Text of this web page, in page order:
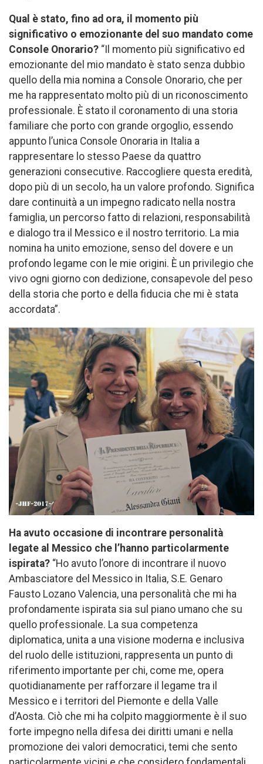
Qual è stato, fino ad ora, il momento più
significativo o emozionante del suo mandato come
Console Onorario? “Il momento più significativo ed
emozionante del mio mandato è stato senza dubbio
quello della mia nomina a Console Onorario, che per
me ha rappresentato molto più di un riconoscimento
professionale. È stato il coronamento di una storia
familiare che porto con grande orgoglio, essendo
appunto l’unica Console Onoraria in Italia a
rappresentare lo stesso Paese da quattro
generazioni consecutive. Raccogliere questa eredità,
dopo più di un secolo, ha un valore profondo. Significa
dare continuità a un impegno radicato nella nostra
famiglia, un percorso fatto di relazioni, responsabilità
e dialogo tra il Messico e il nostro territorio. La mia
nomina ha unito emozione, senso del dovere e un
profondo legame con le mie origini. È un privilegio che
vivo ogni giorno con dedizione, consapevole del peso
della storia che porto e della fiducia che mi è stata
accordata”.
Ha avuto occasione di incontrare personalità
legate al Messico che l’hanno particolarmente
ispirata? “Ho avuto l’onore di incontrare il nuovo
Ambasciatore del Messico in Italia, S.E. Genaro
Fausto Lozano Valencia, una personalità che mi ha
profondamente ispirata sia sul piano umano che su
quello professionale. La sua competenza
diplomatica, unita a una visione moderna e inclusiva
del ruolo delle istituzioni, rappresenta un punto di
riferimento importante per chi, come me, opera
quotidianamente per rafforzare il legame tra il
Messico e i territori del Piemonte e della Valle
d’Aosta. Ciò che mi ha colpito maggiormente è il suo
forte impegno nella difesa dei diritti umani e nella
promozione dei valori democratici, temi che sento